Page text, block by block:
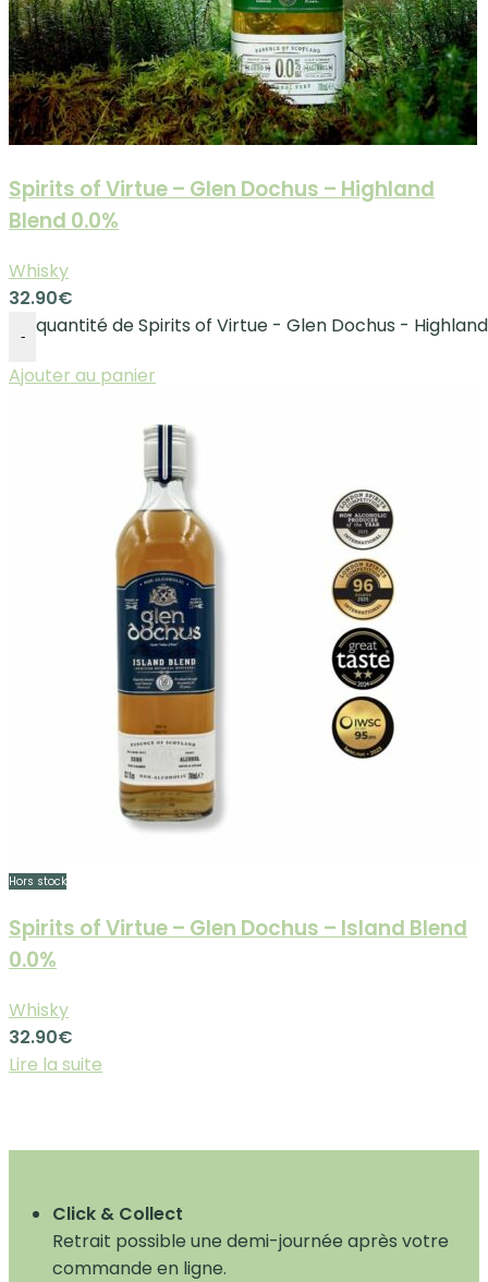
Spirits of Virtue – Glen Dochus – Highland
Blend 0.0%
Whisky
32.90€
-
quantité de Spirits of Virtue - Glen Dochus - Highland
Ajouter au panier
Hors stock
Spirits of Virtue – Glen Dochus – Island Blend
0.0%
Whisky
32.90€
Lire la suite
Click & Collect
Retrait possible une demi-journée après votre
commande en ligne.